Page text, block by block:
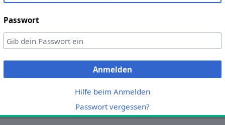
Passwort
Anmelden
Hilfe beim Anmelden
Passwort vergessen?